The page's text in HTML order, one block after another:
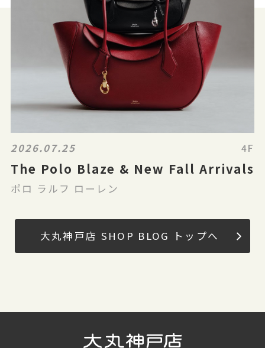
2026.07.25 4F
The Polo Blaze & New Fall Arrivals
ポロ ラルフ ローレン
大丸神戸店 SHOP BLOG トップへ